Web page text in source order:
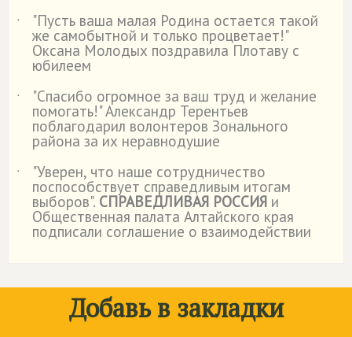
˙
"Пусть ваша малая Родина остается такой
же самобытной и только процветает!"
Оксана Молодых поздравила Плотаву с
юбилеем
˙
"Спасибо огромное за ваш труд и желание
помогать!" Александр Терентьев
поблагодарил волонтеров Зонального
района за их неравнодушие
˙
"Уверен, что наше сотрудничество
поспособствует справедливым итогам
выборов". СПРАВЕДЛИВАЯ РОССИЯ и
Общественная палата Алтайского края
подписали соглашение о взаимодействии
Добавь в закладки